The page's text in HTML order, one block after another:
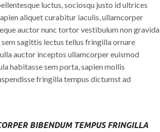
luctus, sociosqu justo id ultrices
aliquet curabitur iaculis, ullamcorper
auctor nunc tortor vestibulum non gravida
sagittis lectus tellus fringilla ornare
auctor inceptos ullamcorper euismod
habitasse sem porta, sapien mollis
fringilla tempus dictumst ad
BIBENDUM TEMPUS FRINGILLA